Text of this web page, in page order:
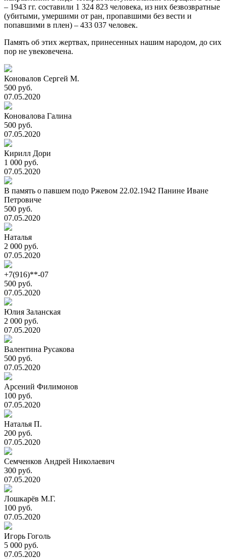
– 1943 гг. составили 1 324 823 человека, из них безвозвратные
(убитыми, умершими от ран, пропавшими без вести и
попавшими в плен) – 433 037 человек.
Память об этих жертвах, принесенных нашим народом, до сих
пор не увековечена.
Коновалов Сергей М.
500 руб.
07.05.2020
Коновалова Галина
500 руб.
07.05.2020
Кирилл Дори
1 000 руб.
07.05.2020
В память о павшем подо Ржевом 22.02.1942 Панине Иване
Петровиче
500 руб.
07.05.2020
Наталья
2 000 руб.
07.05.2020
+7(916)**-07
500 руб.
07.05.2020
Юлия Заланская
2 000 руб.
07.05.2020
Валентина Русакова
500 руб.
07.05.2020
Арсений Филимонов
100 руб.
07.05.2020
Наталья П.
200 руб.
07.05.2020
Семченков Андрей Николаевич
300 руб.
07.05.2020
Лошкарёв М.Г.
100 руб.
07.05.2020
Игорь Гоголь
5 000 руб.
07.05.2020